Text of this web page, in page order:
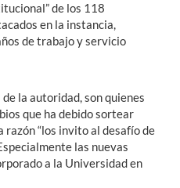
de los 118
en la instancia,
de trabajo y servicio
la autoridad, son quienes
que ha debido sortear
razón “los invito al desafío de
las nuevas
a la Universidad en